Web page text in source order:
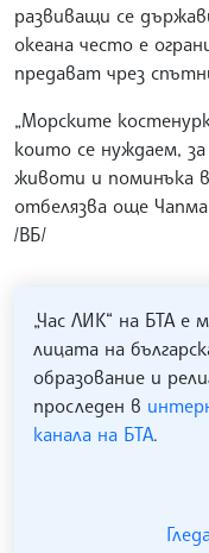
развиващи се
океана често е
предават чрез
„Морските
които се нуждаем,
животи и поминъка
отбелязва още
/ВБ/
„Час ЛИК“ на БТА
лицата на
образование и
проследен в
канала на БТА.